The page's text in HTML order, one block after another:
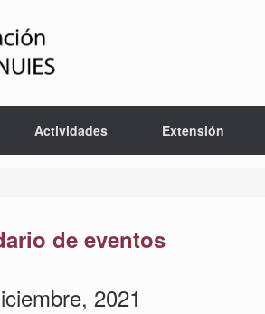
Actividades Extensión
de eventos
2021